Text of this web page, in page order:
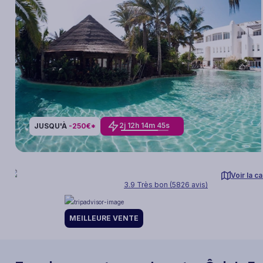
JUSQU'À -250€* 2j 12h 14m 43s
3.9 Très bon (5826 avis)
MEILLEURE VENTE
Voir la